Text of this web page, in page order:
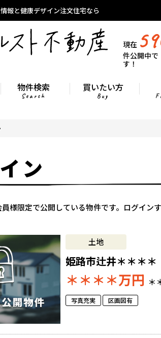
報と健康デザイン注文住宅なら
現在
件公開中で
す！
物件検索
Search
買いたい方
Buy
ン
様限定で公開している物件です。ログイン
土地
姫路市辻井＊＊＊＊
＊＊＊＊万円 ＊
写真充実 区画図有